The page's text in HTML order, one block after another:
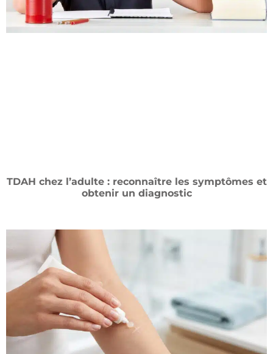
TDAH chez l’adulte : reconnaître les symptômes et
obtenir un diagnostic